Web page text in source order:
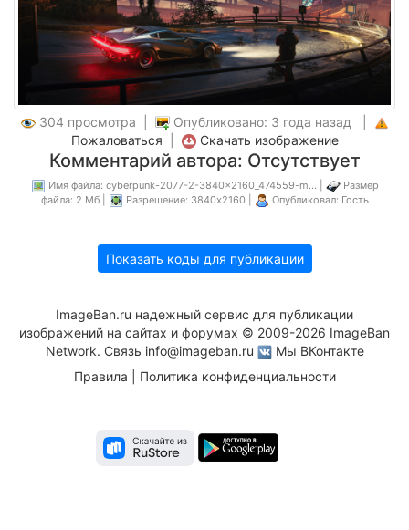
304 просмотра |
Опубликовано: 3 года назад |
Пожаловаться
Скачать изображение
Комментарий автора: Отсутствует
Имя файла: cyberpunk-2077-2-3840x2160_474559-m... |
Размер
файла: 2 Мб |
Разрешение: 3840x2160 | Опубликовал: Гость
Показать коды для публикации
ImageBan.ru надежный сервис для публикации
изображений на сайтах и форумах © 2009-2026 ImageBan
Network. Связь info@imageban.ru
Мы ВКонтакте
Правила
Политика конфиденциальности